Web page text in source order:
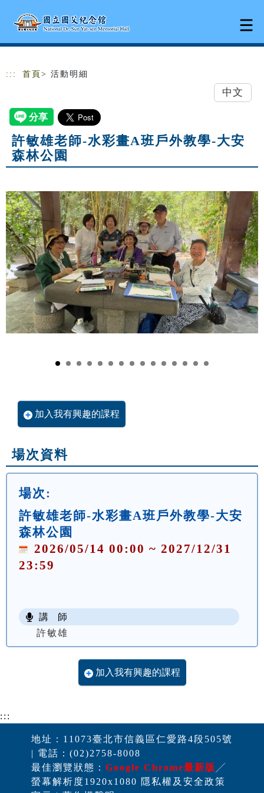
::: 首頁 > 活動明細
中文
許敏雄老師-水彩畫A班戶外教學-大安
森林公園
加入我有興趣的課程
場次資料
場次:
許敏雄老師-水彩畫A班戶外教學-大安
森林公園
2026/05/14 00:00 ~ 2027/12/31
23:59
講 師
許敏雄
加入我有興趣的課程
:::
地址：11073臺北市信義區仁愛路4段505號
| 電話：(02)2758-8008
最佳瀏覽狀態： Google Chrome最新版 ╱
螢幕解析度1920x1080 隱私權及安全政策